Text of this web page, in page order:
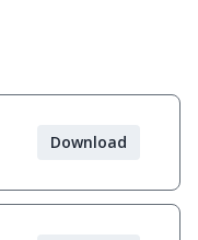
Download